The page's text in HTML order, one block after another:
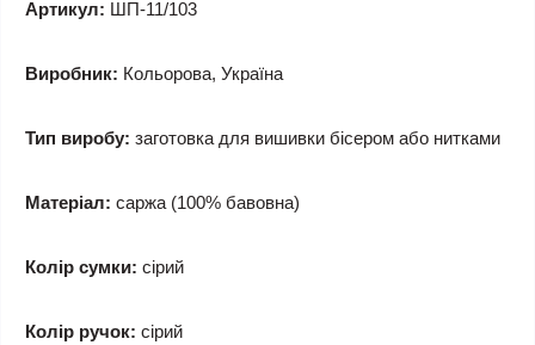
Артикул: ШП-11/103
Виробник: Кольорова, Україна
Тип виробу: заготовка для вишивки бісером або нитками
Матеріал: саржа (100% бавовна)
Колір сумки: сірий
Колір ручок: сірий